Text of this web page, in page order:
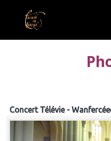
Concert Télévie -